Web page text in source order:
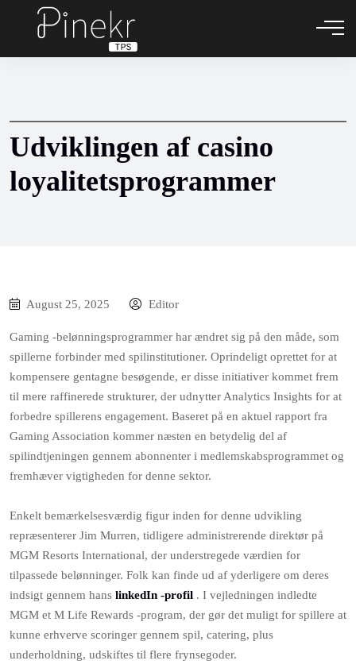
Udviklingen af ​​casino
loyalitetsprogrammer
August 25, 2025 Editor
Gaming -belønningsprogrammer har ændret sig på den måde, som
spillerne forbinder med spilinstitutioner. Oprindeligt oprettet for at
kompensere gentagne besøgende, er disse initiativer kommet frem
til mere raffinerede strukturer, der udnytter Analytics Insights for at
forbedre spillerens engagement. Baseret på en aktuel rapport fra
Gaming Association kommer næsten en betydelig del af
spilindtjeningen gennem abonnenter i medlemskabsprogrammet og
fremhæver vigtigheden for denne sektor.
Enkelt bemærkelsesværdig figur inden for denne udvikling
repræsenterer Jim Murren, tidligere administrerende direktør på
MGM Resorts International, der understregede værdien for
tilpassede belønninger. Folk kan finde ud af yderligere om deres
indsigt gennem hans linkedIn -profil . I vejledningen indledte
MGM et M Life Rewards -program, der gør det muligt for spillere at
kunne erhverve scoringer gennem spil, catering, plus
underholdning, udskiftes til flere frynsegoder.